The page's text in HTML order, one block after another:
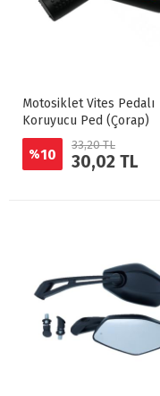
Motosiklet Vites Pedalı
Koruyucu Ped (Çorap)
%10
33,20 TL
30,02 TL